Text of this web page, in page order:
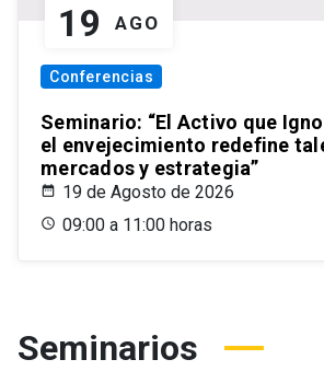
19 AGO
Conferencias
Seminario: “El Activo que
el envejecimiento redefine
mercados y estrategia”
19 de Agosto de 2026
09:00 a 11:00 horas
Seminarios